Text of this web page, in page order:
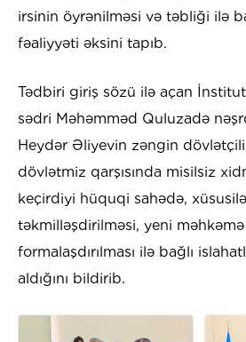
irsinin öyrənilməsi və təbliği ilə
fəaliyyəti əksini tapıb.
Tədbiri giriş sözü ilə açan
sədri Məhəmməd Quluzadə
Heydər Əliyevin zəngin
dövlətmiz qarşısında misilsiz
keçirdiyi hüquqi sahədə,
təkmilləşdirilməsi, yeni
formalaşdırılması ilə bağlı
aldığını bildirib.